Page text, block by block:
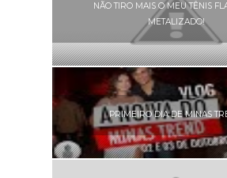
NÃO TIRO MAIS O MEU TÊNIS
METALIZADO!
PRIMEIRO DIA DE MINAS